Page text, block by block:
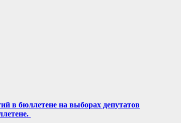
в бюллетене на выборах депутатов